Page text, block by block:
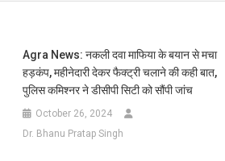
Agra News: नकली दवा माफिया के बयान से मचा
हड़कंप, महीनेदारी देकर फैक्ट्री चलाने की कही बात,
पुलिस कमिश्नर ने डीसीपी सिटी को सौंपी जांच
October 26, 2024
Dr. Bhanu Pratap Singh